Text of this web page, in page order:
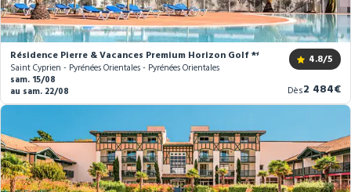
Résidence Pierre & Vacances Premium Horizon Golf ****
Saint Cyprien - Pyrénées Orientales - Pyrénées Orientales
4.8/5
sam. 15/08
au sam. 22/08
DèsNouveau
prix
2 484€